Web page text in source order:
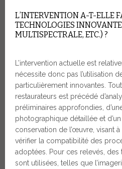
L’INTERVENTION A-T-ELLE
TECHNOLOGIES
MULTISPECTRALE, ETC.) ?
L’intervention actuelle est
nécessite donc pas l’utilisation
particulièrement innovantes.
restaurateurs est précédé
préliminaires approfondies,
photographique détaillée et
conservation de l’œuvre, visant
vérifier la compatibilité des
adoptées. Pour ces relevés,
sont utilisées, telles que